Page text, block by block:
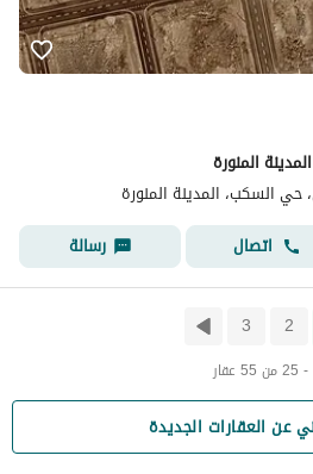
المنورة
السكب، المدينة المنورة
اتصال رسالة
2
3
عن العقارات الجديدة